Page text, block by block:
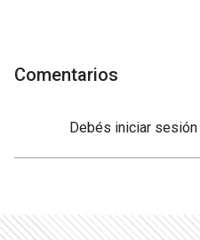
Comentarios
Debés iniciar sesión